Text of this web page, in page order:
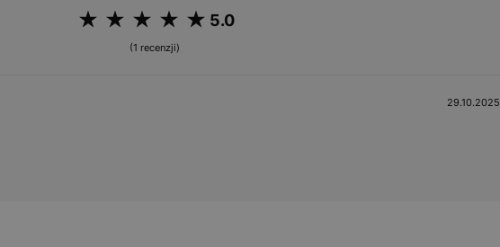
5.0
(1 recenzji)
29.10.2025